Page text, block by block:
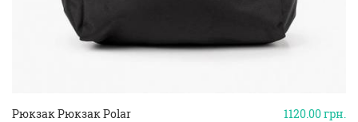
1120.00грн.
Рюкзак Рюкзак Polar